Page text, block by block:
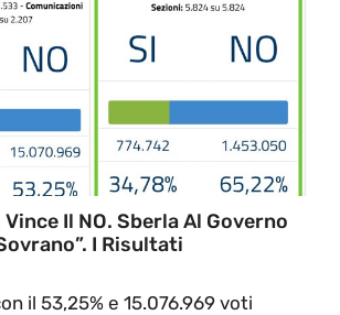
Il NO. Sberla Al Governo
I Risultati
il 53,25% e 15.076.969 voti